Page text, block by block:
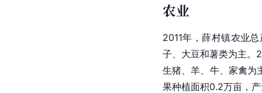
农业
2011年，薛村镇农业
子、大豆和薯类为主。
生猪、羊、牛、 家禽为
果种植面积0.2万亩，